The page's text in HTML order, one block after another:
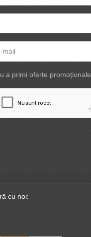
mail
a primi oferte promoționale.
cu noi: